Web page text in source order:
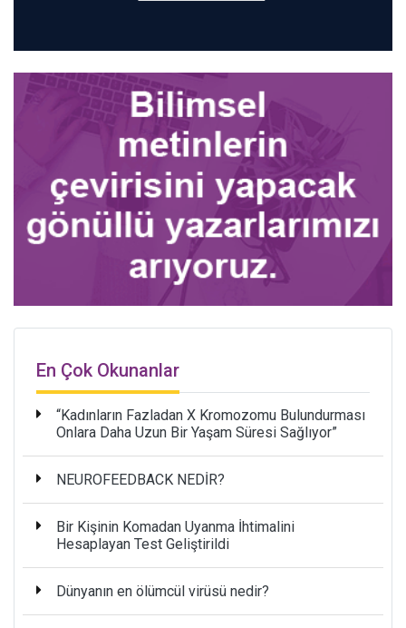
En Çok Okunanlar
“Kadınların Fazladan X Kromozomu Bulundurması
Onlara Daha Uzun Bir Yaşam Süresi Sağlıyor”
NEUROFEEDBACK NEDİR?
Bir Kişinin Komadan Uyanma İhtimalini
Hesaplayan Test Geliştirildi
Dünyanın en ölümcül virüsü nedir?